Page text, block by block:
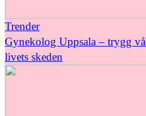
Trender
Gynekolog Uppsala – trygg
livets skeden